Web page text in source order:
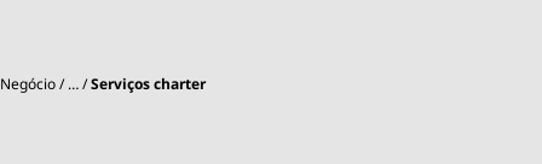
Negócio … Serviços charter